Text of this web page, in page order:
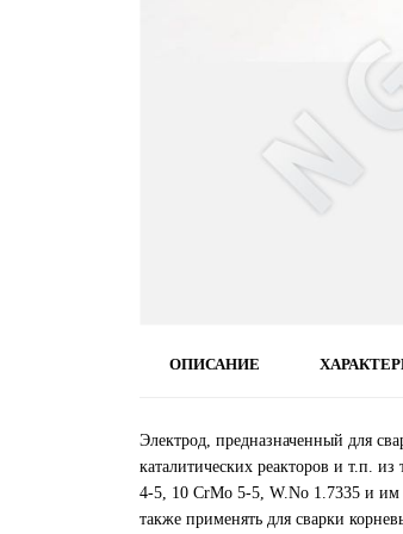
ОПИСАНИЕ
Электрод, предназначенный для
каталитических реакторов и т.п.
4-5, 10 CrMo 5-5, W.No 1.7335 и им
также применять для сварки